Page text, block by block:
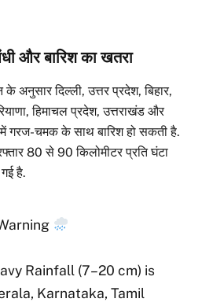
और बारिश का खतरा
के अनुसार दिल्ली, उत्तर प्रदेश, बिहार,
हिमाचल प्रदेश, उत्तराखंड और
गरज-चमक के साथ बारिश हो सकती है.
80 से 90 किलोमीटर प्रति घंटा
है.
Rainfall (7–20 cm) is
Karnataka, Tamil